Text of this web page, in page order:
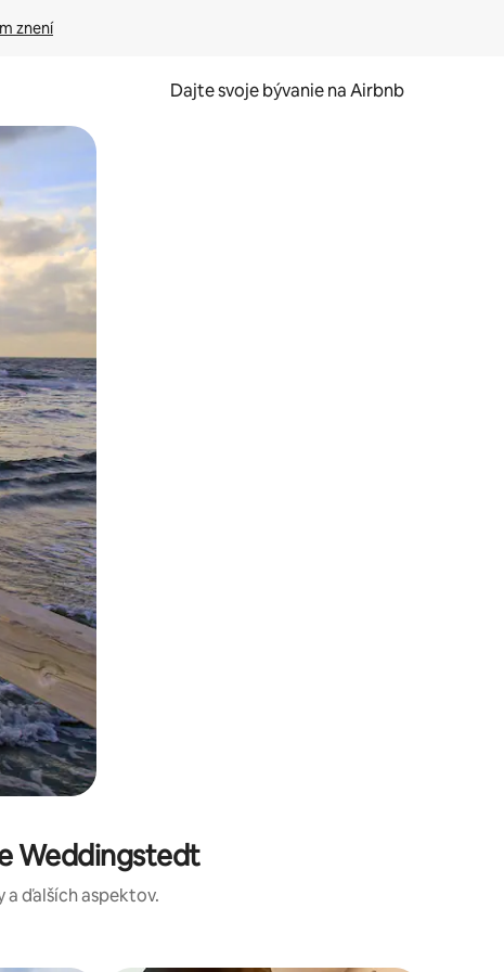
znení
Dajte svoje bývanie na Airbnb
pomocou dotykových gest či potiahnutia prstom.
Weddingstedt
ďalších aspektov.